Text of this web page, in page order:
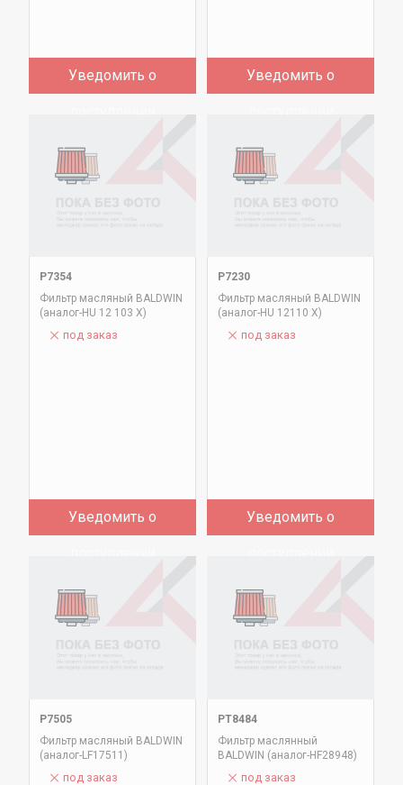
Уведомить о Уведомить о
P7354
Фильтр масляный BALDWIN
(аналог-HU 12 103 X)
под заказ
Уведомить о
P7230
Фильтр масляный BALDWIN
(аналог-HU 12110 X)
под заказ
Уведомить о
P7505
Фильтр масляный BALDWIN
(аналог-LF17511)
под заказ
PT8484
Фильтр маслянный
BALDWIN (аналог-HF28948)
под заказ